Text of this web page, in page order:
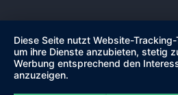
Diese Seite nutzt Website-
um ihre Dienste anzubieten, stetig
Werbung entsprechend den
anzuzeigen.